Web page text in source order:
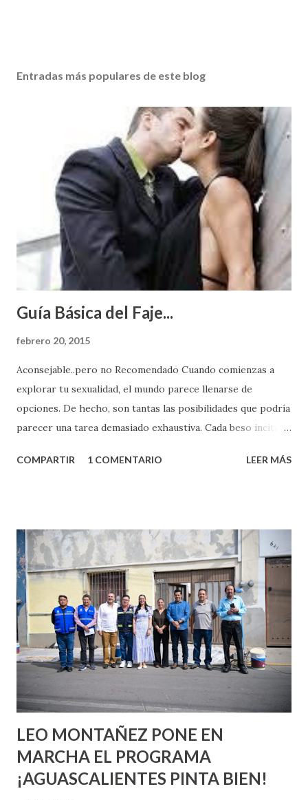
Entradas más populares de este blog
Guía Básica del Faje...
febrero 20, 2015
Aconsejable..pero no Recomendado Cuando comienzas a
explorar tu sexualidad, el mundo parece llenarse de
opciones. De hecho, son tantas las posibilidades que podría
parecer una tarea demasiado exhaustiva. Cada beso incita
partes de ti que jamás hubieras imaginado. El problema es
conoces ni la mitad de lo que deberías saber. Pero incluso
quienes ya han tenido relaciones sexuales no son expertos
o expertas en el tema. Siempre hay algo nuevo que
aprender y nuevas experiencias que conocer. Si eres una
chica y aún no has tenido relaciones sexuales, tal vez
pienses que el sexo será increíble y no puedas esperar para
experimentarlo, pero como cualquier persona con
experiencia te dirá, siempre es mejor cuando ambas partes
son suficientemen...
COMPARTIR 1 COMENTARIO LEER MÁS
LEO MONTAÑEZ PONE EN
MARCHA EL PROGRAMA
¡AGUASCALIENTES PINTA BIEN!